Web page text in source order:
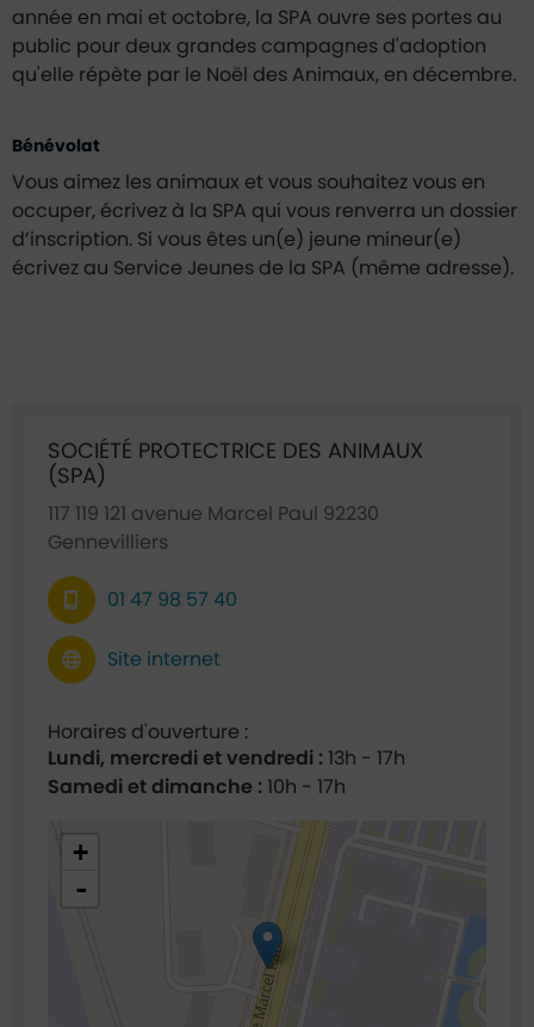
année en mai et octobre, la SPA ouvre ses portes au
public pour deux grandes campagnes d'adoption
qu'elle répète par le Noël des Animaux, en décembre.
Bénévolat
Vous aimez les animaux et vous souhaitez vous en
occuper, écrivez à la SPA qui vous renverra un dossier
d’inscription. Si vous êtes un(e) jeune mineur(e)
écrivez au Service Jeunes de la SPA (même adresse).
SOCIÉTÉ PROTECTRICE DES ANIMAUX
(SPA)
117 119 121 avenue Marcel Paul 92230
Gennevilliers
01 47 98 57 40
Site internet
Horaires d'ouverture :
Lundi, mercredi et vendredi : 13h - 17h
Samedi et dimanche : 10h - 17h
48.944729,2.303676
+
-